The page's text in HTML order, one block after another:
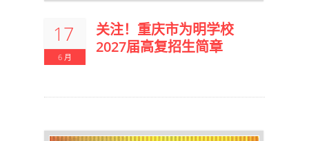
17
6 月
关注！重庆市为明学校
2027届高复招生简章